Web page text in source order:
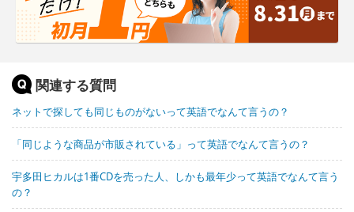
関連する質問
ネットで探しても同じものがないって英語でなんて言うの？
「同じような商品が市販されている」って英語でなんて言うの？
宇多田ヒカルは1番CDを売った人、しかも最年少って英語でなんて言う
の？